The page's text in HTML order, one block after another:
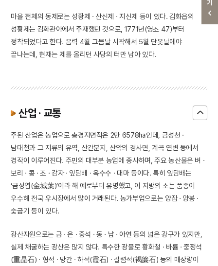
마을 전체의 동제로는 성황제 · 산신제 · 지신제 등이 있다. 김화읍의
성황제는 김화관아에서 주재했던 것으로, 1771년(영조 47)부터
정착되었다고 한다. 음력 4월 그믐날 시작해서 5월 단옷날에야
끝나는데, 현재는 제를 올리던 사당의 터만 남아 있다.
산업 · 교통
주된 산업은 농업으로 총경지면적은 2만 6578㏊인데, 금성천 ·
남대천과 그 지류의 유역, 산간분지, 산악의 경사면, 계곡 연변 등에서
경작이 이루어진다. 주민의 대부분 농업에 종사하며, 주요 농산물은 벼 ·
보리 · 콩 · 조 · 감자 · 잎담배 · 옥수수 · 대마 등이다. 특히 잎담배는
‘금성엽(金城葉)’이라 해 예로부터 유명했고, 이 지방의 소는 품종이
우수해 전국 우시장에서 많이 거래된다. 농가부업으로는 양잠 · 양봉 ·
숯굽기 등이 있다.
광산자원으로는 금 · 은 · 중석 · 동 · 납 · 아연 등의 넓은 광구가 있지만,
실제 채굴하는 광산은 많지 않다. 특수한 광물로 황화철 · 바륨 · 중정석
(重晶石) · 형석 · 망간 · 하석(霞石) · 갈렴석(褐簾石) 등의 매장량이